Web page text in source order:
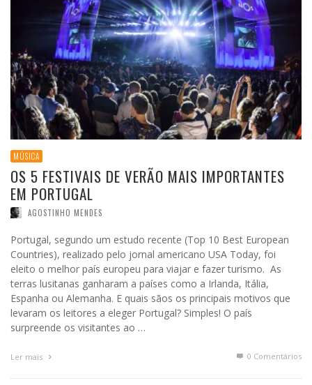
MÚSICA
OS 5 FESTIVAIS DE VERÃO MAIS IMPORTANTES
EM PORTUGAL
AGOSTINHO MENDES
Portugal, segundo um estudo recente (Top 10 Best European
Countries), realizado pelo jornal americano USA Today, foi
eleito o melhor país europeu para viajar e fazer turismo. As
terras lusitanas ganharam a países como a Irlanda, Itália,
Espanha ou Alemanha. E quais sãos os principais motivos que
levaram os leitores a eleger Portugal? Simples! O país
surpreende os visitantes ao …
Ler mais 0 Comentários